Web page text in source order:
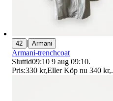
42 | Armani
Armani-trenchcoat
Sluttid09:10 9 aug 09:10.
Pris:330 kr,Eller Köp nu 340 kr,.